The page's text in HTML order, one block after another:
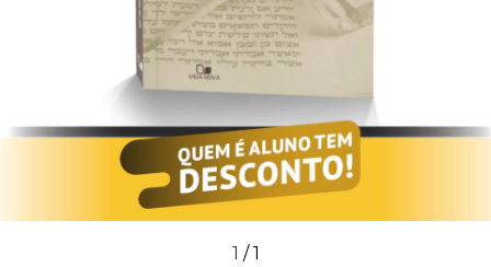
1 /1